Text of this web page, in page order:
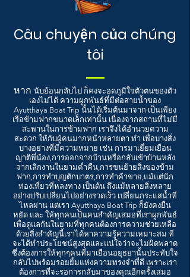
Câu chuyện của chúng
tôi
หาก นับย้อนกลับไป ก็คงจะอดภูมิใจตัวตนของตัว
เองไม่ได้ ความผูกพันธ์ที่มีต่อสายน้ำของ
Ayutthaya Boat Trip นั้นได้เริ่มต้นมาจาก เป็นเพียง
เรือข้ามฟากขนาดเล็กเท่านั้น เนื่องจากสถานที่ไม่มี
สะพานในการข้ามฟาก เราจึงได้อำนวยความ
สะดวก ให้กับผู้คนมากหน้าหลายตา ทำ เพื่อบางสิ่ง
บางอย่างที่มีความหมาย เช่น การมาเยี่ยมเยือน
ญาติพี่น้อง,การออกจากบ้านหรือกลับเข้าบ้านหลัง
จากเลิกงานในยามค่ำคืน,การขนย้ายสิ่งของข้าม
ฟาก,การทำบุญตักบาตร,การทำค้าขาย,แม้แต่นัก
ท่องเที่ยวที่หลงทาง เป็นต้น ถึงแม้หลายสิ่งหลาย
อย่างปรับเปลี่ยนไปอย่างรวดเร็ว เปลี่ยนกระแสน้ำที่
ไหลผ่าน แต่เรา Ayutthaya Boat Trip ก็ยังคงยืน
หยัด และ ให้ทุกคนเป็นคนสำคัญเสมอที่เราผูกพันธ์
เพื่อดูแลกันในยามที่ทุกคนต้องการความช่วยเหลือ
ด้วยสิ่งสำคัญนี้เราได้หาความรู้ความเหมาะสม ที่
จะได้ทำประโยชน์สูงสุดและแน่ใจว่าจะไม่ผิดพลาด
ซึ่งต้องการให้ทุกๆคนที่มาเยือนอยุธยานั้นประทับใจ
กลับไปพร้อมรอยยิ้มแห่งความทรงจำที่ดี เพราะเรา
ต้องการที่จะรอการกลับมาของคุณอีกครั้งเสมอ